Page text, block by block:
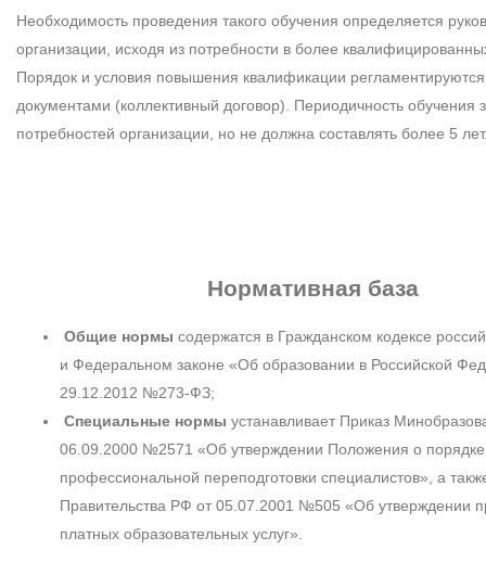
Необходимость проведения такого обучения определяется
организации, исходя из потребности в более
Порядок и условия повышения квалификации
документами (коллективный договор). Периодичность обучения
потребностей организации, но не должна составлять более 5
Нормативная база
Общие нормы содержатся в Гражданском кодексе
и Федеральном законе «Об образовании в Российской
29.12.2012 №273-ФЗ;
Специальные нормы устанавливает Приказ
06.09.2000 №2571 «Об утверждении Положения о порядке
профессиональной переподготовки специалистов», а
Правительства РФ от 05.07.2001 №505 «Об утверждении
платных образовательных услуг».